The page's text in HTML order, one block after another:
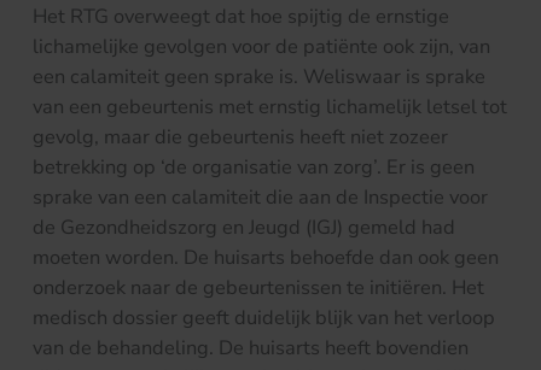
Het RTG overweegt dat hoe spijtig de ernstige
lichamelijke gevolgen voor de patiënte ook zijn, van
een calamiteit geen sprake is. Weliswaar is sprake
van een gebeurtenis met ernstig lichamelijk letsel tot
gevolg, maar die gebeurtenis heeft niet zozeer
betrekking op ‘de organisatie van zorg’. Er is geen
sprake van een calamiteit die aan de Inspectie voor
de Gezondheidszorg en Jeugd (IGJ) gemeld had
moeten worden. De huisarts behoefde dan ook geen
onderzoek naar de gebeurtenissen te initiëren. Het
medisch dossier geeft duidelijk blijk van het verloop
van de behandeling. De huisarts heeft bovendien